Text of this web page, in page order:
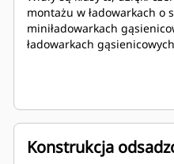
montażu w ładowarkach o
miniładowarkach
ładowarkach
Konstrukcja